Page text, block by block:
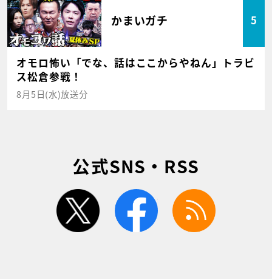
かまいガチ 5
オモロ怖い「でな、話はここからやねん」トラビ
ス松倉参戦！
8月5日(水)放送分
公式SNS・RSS
twitter facebook